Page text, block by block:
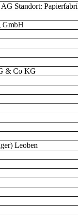
Standort:
GmbH
& Co KG
Leoben